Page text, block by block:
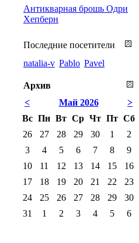
Антикварная брошь Одри
Хепберн
Последние посетители
natalia-v Pablo Pavel
Архив
<
>
Май 2026
Вс Пн Вт Ср Чт Пт Сб
26
27 28 29 30 1
2
3
4 5 6 7 8
9
10
11 12 13 14 15
16
17
18 19 20 21 22
23
24
25 26 27 28 29
30
31
1 2 3 4 5 6